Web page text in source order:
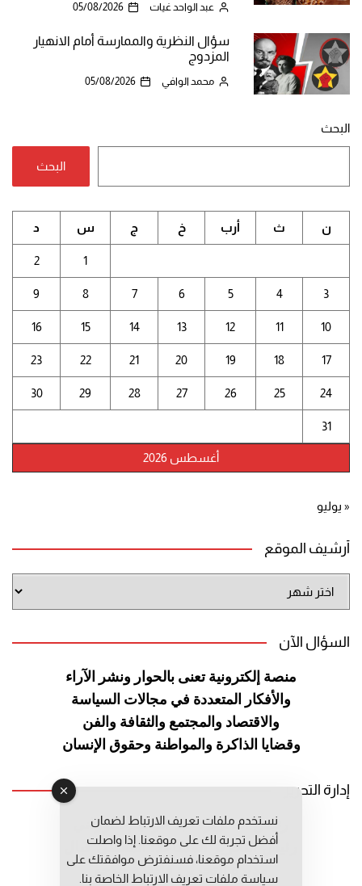
عبد الواحد غيات 05/08/2026
سؤال النظرية والممارسة أمام الانهيار
المزدوج
محمد الوافي 05/08/2026
البحث
البحث
أغسطس 2026
ن ث أرب خ ج س د
1
2
3
4
5
6
7
8
9
10
11
12
13
14
15
16
17
18
19
20
21
22
23
24
25
26
27
28
29
30
31
« يوليو
أرشيف الموقع
الموقع
السؤال الآن
منصة إلكترونية تعنى بالحوار ونشر الآراء
والأفكار المتعددة في مجالات السياسة
والاقتصاد والمجتمع والثقافة والفن
وقضايا الذاكرة والمواطنة وحقوق الإنسان
إدارة التحرير
رئيس التحرير: عبد الرحيم التوراني
رئيس التحرير المساعد: المعطي قبال
مديرة التحرير: فاطمة حوحو
نستخدم ملفات تعريف الارتباط لضمان
أفضل تجربة لك على موقعنا. إذا واصلت
استخدام موقعنا، فسنفترض موافقتك على
سياسة ملفات تعريف الارتباط الخاصة بنا.